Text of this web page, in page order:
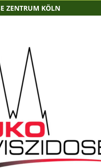
ZENTRUM KÖLN